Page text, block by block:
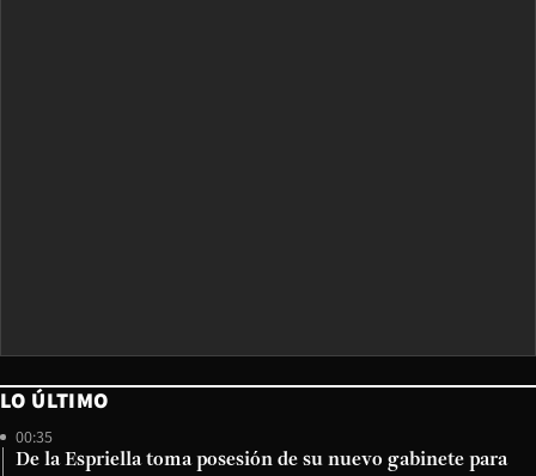
LO ÚLTIMO
00:35
De la Espriella toma posesión de su nuevo gabinete para